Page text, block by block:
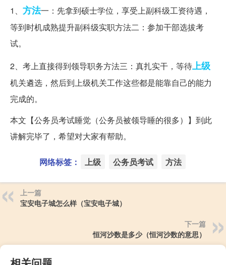
1、 方法一：先拿到硕士学位，享受上副科级工资待遇，
等到时机成熟提升副科级实职方法二：参加干部选拔考
试。
2、考上直接得到领导职务方法三：真扎实干，等待上级
机关遴选，然后到上级机关工作这些都是能靠自己的能力
完成的。
本文【公务员考试睡觉（公务员被领导睡的很多）】到此
讲解完毕了，希望对大家有帮助。
网络标签： 上级 公务员考试 方法
上一篇
宝安电子城怎么样（宝安电子城）
下一篇
恒河沙数是多少（恒河沙数的意思）